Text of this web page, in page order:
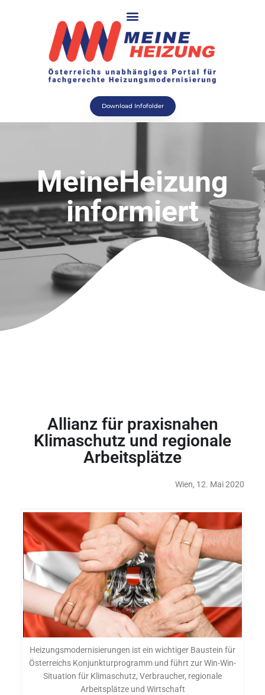
Download Infofolder
MeineHeizung
informiert
Allianz für praxisnahen
Klimaschutz und regionale
Arbeitsplätze
Wien, 12. Mai 2020
Heizungsmodernisierungen ist ein wichtiger Baustein für
Österreichs Konjunkturprogramm und führt zur Win-Win-
Situation für Klimaschutz, Verbraucher, regionale
Arbeitsplätze und Wirtschaft